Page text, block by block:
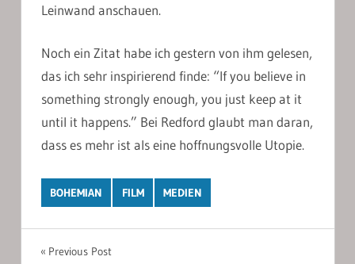
Leinwand anschauen.
Noch ein Zitat habe ich gestern von ihm gelesen,
das ich sehr inspirierend finde: “If you believe in
something strongly enough, you just keep at it
until it happens.” Bei Redford glaubt man daran,
dass es mehr ist als eine hoffnungsvolle Utopie.
BOHEMIAN FILM MEDIEN
Post
Previous Post